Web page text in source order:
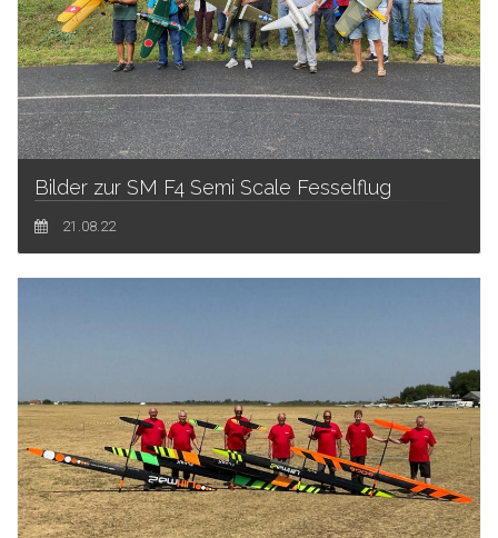
Bilder zur SM F4 Semi Scale Fesselflug
21.08.22